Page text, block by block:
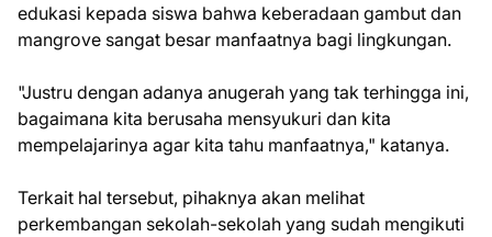
edukasi kepada siswa bahwa keberadaan gambut dan
mangrove sangat besar manfaatnya bagi lingkungan.
"Justru dengan adanya anugerah yang tak terhingga ini,
bagaimana kita berusaha mensyukuri dan kita
mempelajarinya agar kita tahu manfaatnya," katanya.
Terkait hal tersebut, pihaknya akan melihat
perkembangan sekolah-sekolah yang sudah mengikuti